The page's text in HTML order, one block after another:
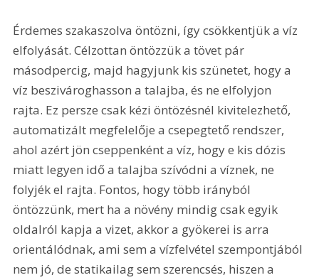
Érdemes szakaszolva öntözni, így csökkentjük a víz
elfolyását. Célzottan öntözzük a tövet pár
másodpercig, majd hagyjunk kis szünetet, hogy a
víz beszivároghasson a talajba, és ne elfolyjon
rajta. Ez persze csak kézi öntözésnél kivitelezhető,
automatizált megfelelője a csepegtető rendszer,
ahol azért jön cseppenként a víz, hogy e kis dózis
miatt legyen idő a talajba szívódni a víznek, ne
folyjék el rajta. Fontos, hogy több irányból
öntözzünk, mert ha a növény mindig csak egyik
oldalról kapja a vizet, akkor a gyökerei is arra
orientálódnak, ami sem a vízfelvétel szempontjából
nem jó, de statikailag sem szerencsés, hiszen a